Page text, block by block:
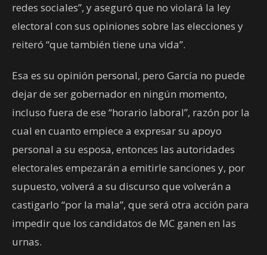
redes sociales”, y aseguró que no violará la ley
electoral con sus opiniones sobre las elecciones y
reiteró “que también tiene una vida”.
Esa es su opinión personal, pero García no puede
dejar de ser gobernador en ningún momento,
incluso fuera de ese “horario laboral”, razón por la
cual en cuanto empiece a expresar su apoyo
personal a su esposa, entonces las autoridades
electorales empezarán a emitirle sanciones y, por
supuesto, volverá a su discurso que volverán a
castigarlo “por la mala”, que será otra acción para
impedir que los candidatos de MC ganen en las
urnas.